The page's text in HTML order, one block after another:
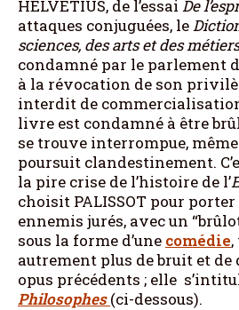
HELVETIUS, de l’essai De
attaques conjuguées, le
sciences, des arts et des métiers
condamné par le parlement
à la révocation de son
interdit de
livre est condamné à être
se trouve interrompue,
poursuit clandestinement.
la pire crise de l’histoire de l’
choisit PALISSOT pour porter
ennemis jurés, avec un
sous la forme d’une comédie
autrement plus de bruit et de
opus précédents ; elle
Philosophes(ci-dessous).